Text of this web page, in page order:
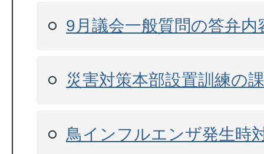
9月議会一般質問の答弁
災害対策本部設置訓練の
鳥インフルエンザ発生時